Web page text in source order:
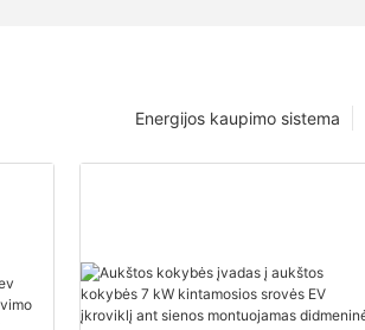
Energijos kaupimo sistema